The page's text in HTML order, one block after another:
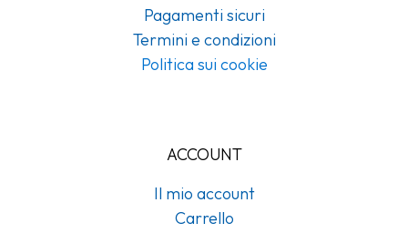
Pagamenti sicuri
Termini e condizioni
Politica sui cookie
ACCOUNT
Il mio account
Carrello